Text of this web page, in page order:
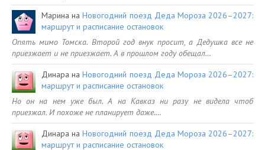
Марина наНовогодний поезд Деда Мороза 2026–2027:
маршрут и расписание остановок
Опять мимо Томска. Второй год внук просит, а Дедушка все не
приезжает и не приезжает. А в прошлом году обещал…
Динара наНовогодний поезд Деда Мороза 2026–2027:
маршрут и расписание остановок
Но он на нем уже был. А на Кавказ ни разу не видела чтоб
приезжал. И похоже не планирует даже.…
Динара наНовогодний поезд Деда Мороза 2026–2027:
маршрут и расписание остановок